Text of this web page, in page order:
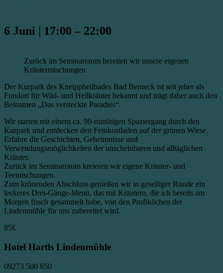
6 Juni 17:00 – 22:00
Zurück im Seminarraum bereiten wir unsere eigenen
Kräutermischungen
Der Kurpark des Kneippheilbades Bad Berneck ist seit jeher als
Fundort für Wild- und Heilkräuter bekannt und trägt daher auch den
Beinamen „Das versteckte Paradies“.
Wir starten mit einem ca. 90-minütigen Spaziergang durch den
Kurpark und entdecken den Feinkostladen auf der grünen Wiese.
Erfahre die Geschichten, Geheimnisse und
Verwendungsmöglichkeiten der unscheinbaren und alltäglichen
Kräuter.
Zurück im Seminarraum kreieren wir eigene Kräuter- und
Teemischungen.
Zum krönenden Abschluss genießen wir in geselliger Runde ein
leckeres Drei-Gänge-Menü, das mit Kräutern, die ich bereits am
Morgen frisch gesammelt habe, von den Profiköchen der
Lindenmühle für uns zubereitet wird.
85€
Hotel Hartls Lindenmühle
09273 500 650